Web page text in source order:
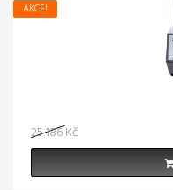
AKCE!
25 186 Kč